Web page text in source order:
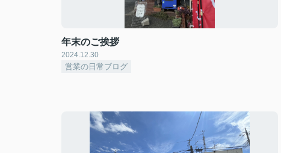
年末のご挨拶
2024.12.30
営業の日常ブログ